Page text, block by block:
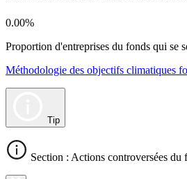
0.00%
Proportion d'entreprises du fonds qui se
Méthodologie des objectifs climatiques
Tip
Section : Actions controversées du